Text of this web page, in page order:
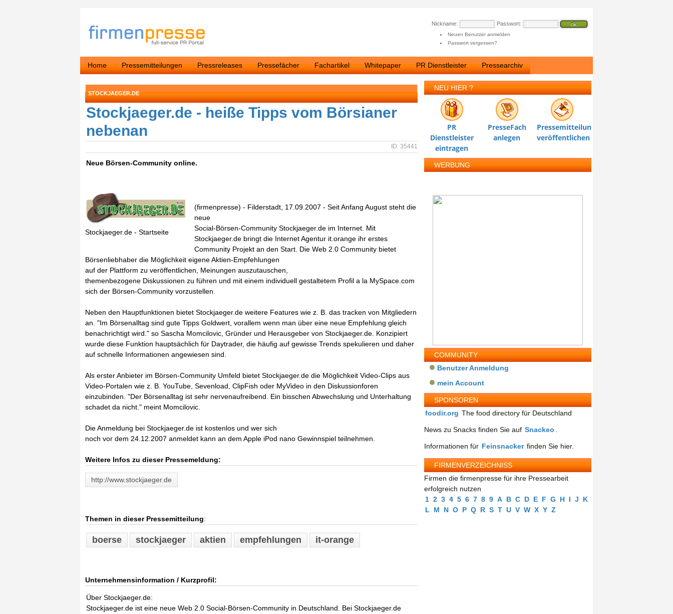
Nickname: Passwort:
Neuen Benutzer anmelden
Passwort vergessen?
Home Pressemitteilungen Pressreleases Pressefächer Fachartikel Whitepaper PR Dienstleister Pressearchiv
STOCKJAEGER.DE
Stockjaeger.de - heiße Tipps vom Börsianer
nebenan
ID: 35441
Neue Börsen-Community online.
Stockjaeger.de - Startseite
(firmenpresse) - Filderstadt, 17.09.2007 - Seit Anfang August steht die
neue
Social-Börsen-Community Stockjaeger.de im Internet. Mit
Stockjaeger.de bringt die Internet Agentur it.orange ihr erstes
Community Projekt an den Start. Die Web 2.0 Community bietet
Börsenliebhaber die Möglichkeit eigene Aktien-Empfehlungen
auf der Plattform zu veröffentlichen, Meinungen auszutauschen,
themenbezogene Diskussionen zu führen und mit einem individuell gestaltetem Profil a la MySpace.com
sich der Börsen-Community vorzustellen.
Neben den Hauptfunktionen bietet Stockjaeger.de weitere Features wie z. B. das tracken von Mitgliedern
an. "Im Börsenalltag sind gute Tipps Goldwert, vorallem wenn man über eine neue Empfehlung gleich
benachrichtigt wird." so Sascha Momcilovic, Gründer und Herausgeber von Stockjaeger.de. Konzipiert
wurde diese Funktion hauptsächlich für Daytrader, die häufig auf gewisse Trends spekulieren und daher
auf schnelle Informationen angewiesen sind.
Als erster Anbieter im Börsen-Community Umfeld bietet Stockjaeger.de die Möglichkeit Video-Clips aus
Video-Portalen wie z. B. YouTube, Sevenload, ClipFish oder MyVideo in den Diskussionforen
einzubinden. "Der Börsenalltag ist sehr nervenaufreibend. Ein bisschen Abwechslung und Unterhaltung
schadet da nicht." meint Momcilovic.
Die Anmeldung bei Stockjaeger.de ist kostenlos und wer sich
noch vor dem 24.12.2007 anmeldet kann an dem Apple iPod nano Gewinnspiel teilnehmen.
Weitere Infos zu dieser Pressemeldung:
http://www.stockjaeger.de
Themen in dieser Pressemitteilung:
boerse stockjaeger aktien empfehlungen it-orange
Unternehmensinformation / Kurzprofil:
Über Stockjaeger.de:
Stockjaeger.de ist eine neue Web 2.0 Social-Börsen-Community in Deutschland. Bei Stockjaeger.de
NEU HIER ?
PR
Dienstleister
eintragen
PresseFach
anlegen
Pressemitteilung
veröffentlichen
WERBUNG
COMMUNITY
Benutzer Anmeldung
mein Account
SPONSOREN
foodir.org The food directory für Deutschland
News zu Snacks finden Sie auf Snackeo
Informationen für Feinsnacker finden Sie hier.
FIRMENVERZEICHNISS
Firmen die firmenpresse für ihre Pressearbeit
erfolgreich nutzen
1 2 3 4 5 6 7 8 9 A B C D E F G H I J
K
L
M N O P Q R S T U V W X Y Z